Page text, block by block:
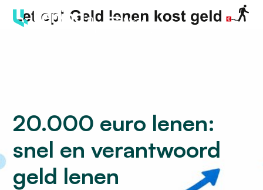
Menu
20.000 euro lenen:
snel en verantwoord
geld lenen